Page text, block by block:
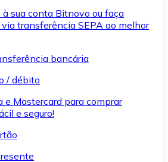
sua conta Bitnovo ou faça
transferência SEPA ao melhor
bancária
/ débito
e Mastercard para comprar
e seguro!